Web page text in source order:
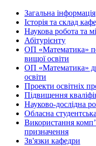
Загальна інформація
Історія та склад
Наукова робота та
Абітурієнту
ОП «Математика»
вищої освіти
ОП «Математика»
освіти
Проекти освітніх
Підвищення
Науково-дослідна
Обласна
Використання
призначення
Зв'язки кафедри